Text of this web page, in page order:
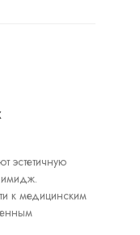
эстетичную
имидж.
к медицинским